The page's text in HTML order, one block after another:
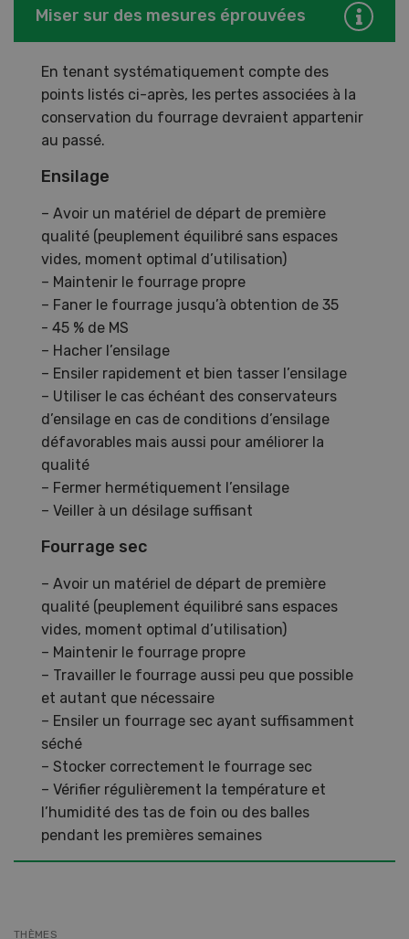
Miser sur des mesures éprouvées
En tenant systématiquement compte des
points listés ci-après, les pertes associées à la
conservation du fourrage devraient appartenir
au passé.
Ensilage
– Avoir un matériel de départ de première
qualité (peuplement équilibré sans espaces
vides, moment optimal d’utilisation)
– Maintenir le fourrage propre
– Faner le fourrage jusqu’à obtention de 35
- 45 % de MS
– Hacher l’ensilage
– Ensiler rapidement et bien tasser l’ensilage
– Utiliser le cas échéant des conservateurs
d’ensilage en cas de conditions d’ensilage
défavorables mais aussi pour améliorer la
qualité
– Fermer hermétiquement l’ensilage
– Veiller à un désilage suffisant
Fourrage sec
– Avoir un matériel de départ de première
qualité (peuplement équilibré sans espaces
vides, moment optimal d’utilisation)
– Maintenir le fourrage propre
– Travailler le fourrage aussi peu que possible
et autant que nécessaire
– Ensiler un fourrage sec ayant suffisamment
séché
– Stocker correctement le fourrage sec
– Vérifier régulièrement la température et
l’humidité des tas de foin ou des balles
pendant les premières semaines
THÈMES